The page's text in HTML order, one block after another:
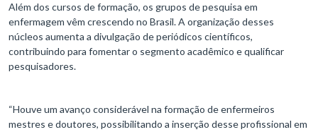
Além dos cursos de formação, os grupos de pesquisa em
enfermagem vêm crescendo no Brasil. A organização desses
núcleos aumenta a divulgação de periódicos científicos,
contribuindo para fomentar o segmento acadêmico e qualificar
pesquisadores.
“Houve um avanço considerável na formação de enfermeiros
mestres e doutores, possibilitando a inserção desse profissional em